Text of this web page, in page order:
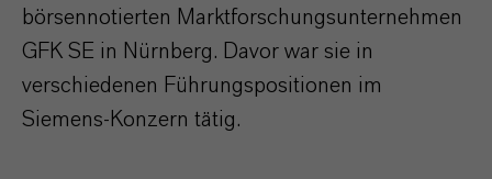
börsennotierten Marktforschungsunternehmen
GFK SE in Nürnberg. Davor war sie in
verschiedenen Führungspositionen im
Siemens-Konzern tätig.